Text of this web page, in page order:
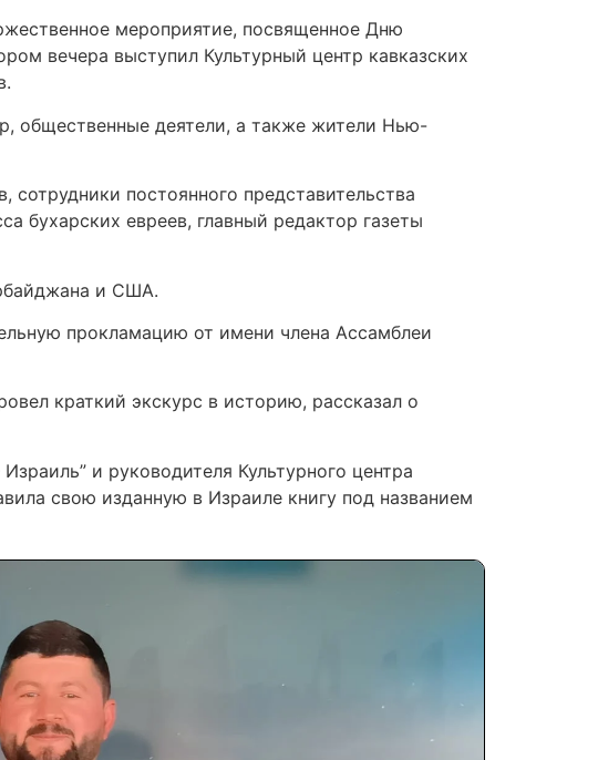
мероприятие, посвященное Дню
вечера выступил Культурный центр кавказских
общественные деятели, а также жители Нью-
постоянного представительства
бухарских евреев, главный редактор газеты
и США.
прокламацию от имени члена Ассамблеи
краткий экскурс в историю, рассказал о
и руководителя Культурного центра
свою изданную в Израиле книгу под названием